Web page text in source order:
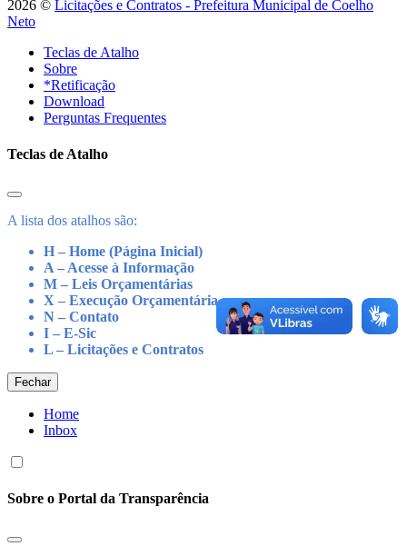
2026 © Licitações e Contratos - Prefeitura Municipal de Coelho
Neto
Teclas de Atalho
Sobre
*Retificação
Download
Perguntas Frequentes
Teclas de Atalho
A lista dos atalhos são:
H – Home (Página Inicial)
A – Acesse à Informação
M – Leis Orçamentárias
X – Execução Orçamentária
N – Contato
I – E-Sic
L – Licitações e Contratos
Fechar
Home
Inbox
Sobre o Portal da Transparência